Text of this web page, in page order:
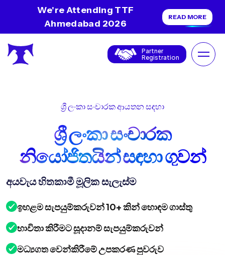
We're Attending TTF
Ahmedabad 2026
READ MORE
Partner
Registration
ශ්‍රී ලංකා සංචාරක ආයතන සඳහා
ශ්‍රී ලංකා සංචාරක
නියෝජිතයින් සඳහා ගුවන්
ගමන් මූලික සැලැස්ම
අයවැය හිතකාමී මූලික සැලැස්ම
ඉහළම සැපයුම්කරුවන් 10+ කින් හොඳම ගාස්තු
භාවිතා කිරීමට සූදානම් සැපයුම්කරුවන්
මධ්‍යගත වෙන්කිරීමේ උපකරණ පුවරුව